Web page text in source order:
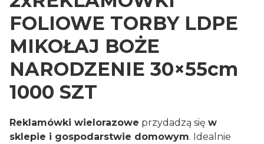
FOLIOWE TORBY LDPE
MIKOŁAJ BOŻE
NARODZENIE 30×55cm
1000 SZT
Reklamówki wielorazowe przydadzą się w
sklepie i gospodarstwie domowym. Idealnie